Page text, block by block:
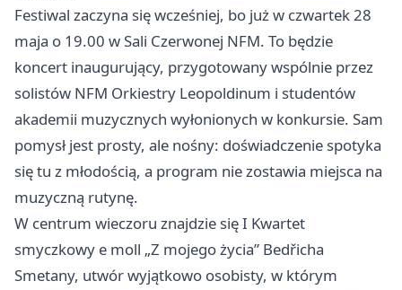
Festiwal zaczyna się wcześniej, bo już w czwartek 28
maja o 19.00 w Sali Czerwonej NFM. To będzie
koncert inaugurujący, przygotowany wspólnie przez
solistów NFM Orkiestry Leopoldinum i studentów
akademii muzycznych wyłonionych w konkursie. Sam
pomysł jest prosty, ale nośny: doświadczenie spotyka
się tu z młodością, a program nie zostawia miejsca na
muzyczną rutynę.
W centrum wieczoru znajdzie się I Kwartet
smyczkowy e moll „Z mojego życia” Bedřicha
Smetany, utwór wyjątkowo osobisty, w którym